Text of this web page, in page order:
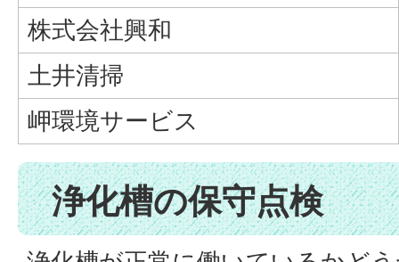
株式会社興和
土井清掃
岬環境サービス
浄化槽の保守点検